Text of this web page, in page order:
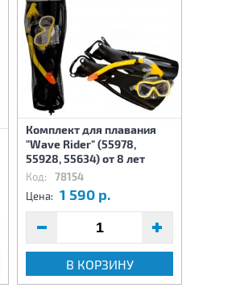
Комплект для плавания
"Wave Rider" (55978,
55928, 55634) от 8 лет
Код: 78154
Цена: 1 590 р.
В КОРЗИНУ